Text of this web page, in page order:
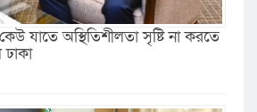
যাতে অস্থিতিশীলতা সৃষ্টি না করতে